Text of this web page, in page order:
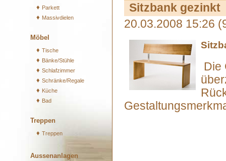
♦ Parkett
♦ Massivdielen
Möbel
♦ Tische
♦ Bänke/Stühle
♦ Schlafzimmer
♦ Schränke/Regale
♦ Küche
♦ Bad
Treppen
♦ Treppen
Aussenanlagen
Sitzbank gezinkt
20.03.2008 15:26 (
Die